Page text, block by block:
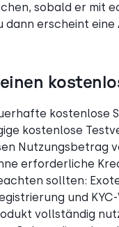
sobald er mit
dann erscheint
kostenlose
kostenlose
Nutzungsbetrag
erforderliche
sollten:
und
vollständig